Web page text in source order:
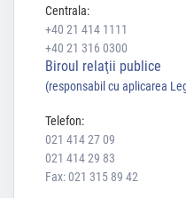
Centrala:
+40 21 414 1111
+40 21 316 0300
Biroul relaţii publice
(responsabil cu aplicarea
Telefon:
021 414 27 09
021 414 29 83
Fax: 021 315 89 42